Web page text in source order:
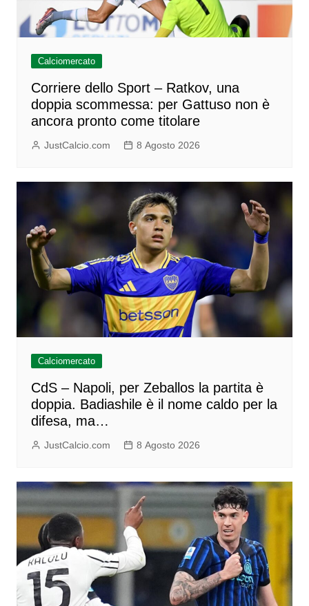
Calciomercato
Corriere dello Sport – Ratkov, una
doppia scommessa: per Gattuso non è
ancora pronto come titolare
JustCalcio.com 8 Agosto 2026
Calciomercato
CdS – Napoli, per Zeballos la partita è
doppia. Badiashile è il nome caldo per la
difesa, ma…
JustCalcio.com 8 Agosto 2026